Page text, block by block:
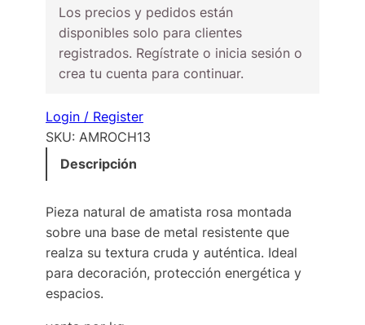
Los precios y pedidos están
disponibles solo para clientes
registrados. Regístrate o inicia sesión o
crea tu cuenta para continuar.
Login / Register
SKU: AMROCH13
Descripción
Pieza natural de amatista rosa montada
sobre una base de metal resistente que
realza su textura cruda y auténtica. Ideal
para decoración, protección energética y
espacios.